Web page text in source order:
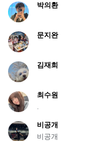
박의환
문지완
김재희
최수원
비공개
비공개